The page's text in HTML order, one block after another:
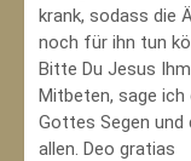
krank, sodass die
noch für ihn tun
Bitte Du Jesus
Mitbeten, sage
Gottes Segen
allen. Deo gratias